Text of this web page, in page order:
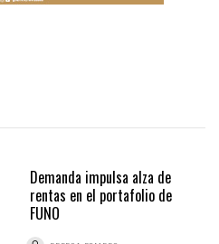
Demanda impulsa alza de
rentas en el portafolio de
FUNO